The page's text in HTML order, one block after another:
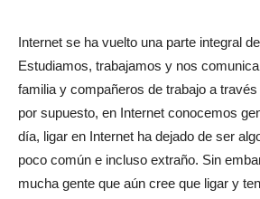
Internet se ha vuelto una parte integral
Estudiamos, trabajamos y nos
familia y compañeros de trabajo a
por supuesto, en Internet conocemos
día, ligar en Internet ha dejado de ser
poco común e incluso extraño. Sin
mucha gente que aún cree que ligar y